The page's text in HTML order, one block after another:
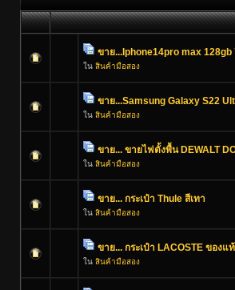
ขาย...Iphone14pro max
ใน สินค้ามือสอง
ขาย...Samsung Galaxy S22
ใน สินค้ามือสอง
ขาย... ขายไฟตั้งพื้น DEWALT
ใน สินค้ามือสอง
ขาย... กระเป๋า Thule สีเทา
ใน สินค้ามือสอง
ขาย... กระเป๋า LACOSTE ของแท้
ใน สินค้ามือสอง